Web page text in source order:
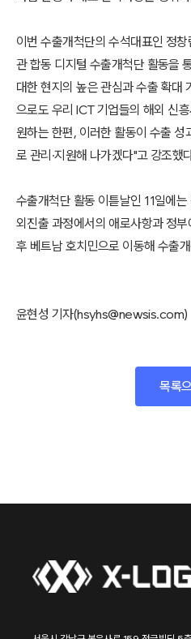
이번 수출개척단의 수석대표인 정
관 합동 디지털 수출개척단 활동을
대한 현지의 높은 관심과 수출 확대
으로도 우리 ICT 기업들의 해외 신
원하는 한편, 이러한 활동이 수출
로 관리·지원해 나가겠다"고 강조했
수출개척단 활동 이튿날인 11일에
외진출 과정에서의 애로사항과 정
후 베트남 호치민으로 이동해 수출
윤현성 기자(hsyhs@newsis.com)
목록